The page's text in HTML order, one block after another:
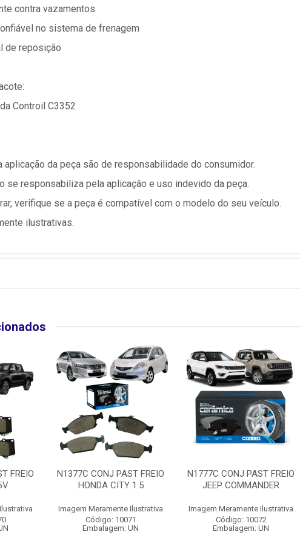
contra vazamentos
no sistema de frenagem
de reposição
Controil C3352
aplicação da peça são de responsabilidade do consumidor.
se responsabiliza pela aplicação e uso indevido da peça.
verifique se a peça é compatível com o modelo do seu veículo.
ilustrativas.
FREIO
N1377C CONJ PAST FREIO
HONDA CITY 1.5
Imagem Meramente Ilustrativa
Código: 10071
Embalagem: UN
N1777C CONJ PAST FREIO
JEEP COMMANDER
Imagem Meramente Ilustrativa
Código: 10072
Embalagem: UN